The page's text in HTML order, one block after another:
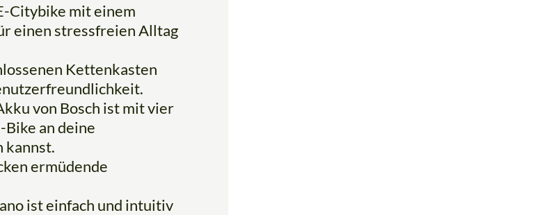
Citybike mit einem
einen stressfreien Alltag
Kettenkasten
von Bosch ist mit vier
an deine
kannst.
ermüdende
ist einfach und intuitiv